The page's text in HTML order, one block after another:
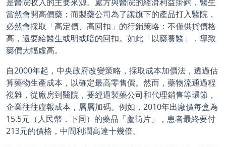
當然會開高價藥；而製藥公司為了讓旗下的產品打入醫院，
必然會採取「高定價、高回扣」的行銷策略：不僅供貨價格
高，還要給醫生或明或暗的回扣。如此「以藥養醫」，導致
藥價大幅虛高。
自2000年起，中央政府改變策略，採取成本加價法，透過估
算藥物生產成本，以確定最高零售價。然而，藥物流通過程
複雜，從廠房到醫院，要經過製藥公司和代理銷售等環節，
企業往往虛報成本，層層加碼。例如，2010年出廠價每盒為
15.5元（人民幣．下同）的藥品「蘆筍片」，患者最終要付
213元的價格，中間利潤高達十幾倍。